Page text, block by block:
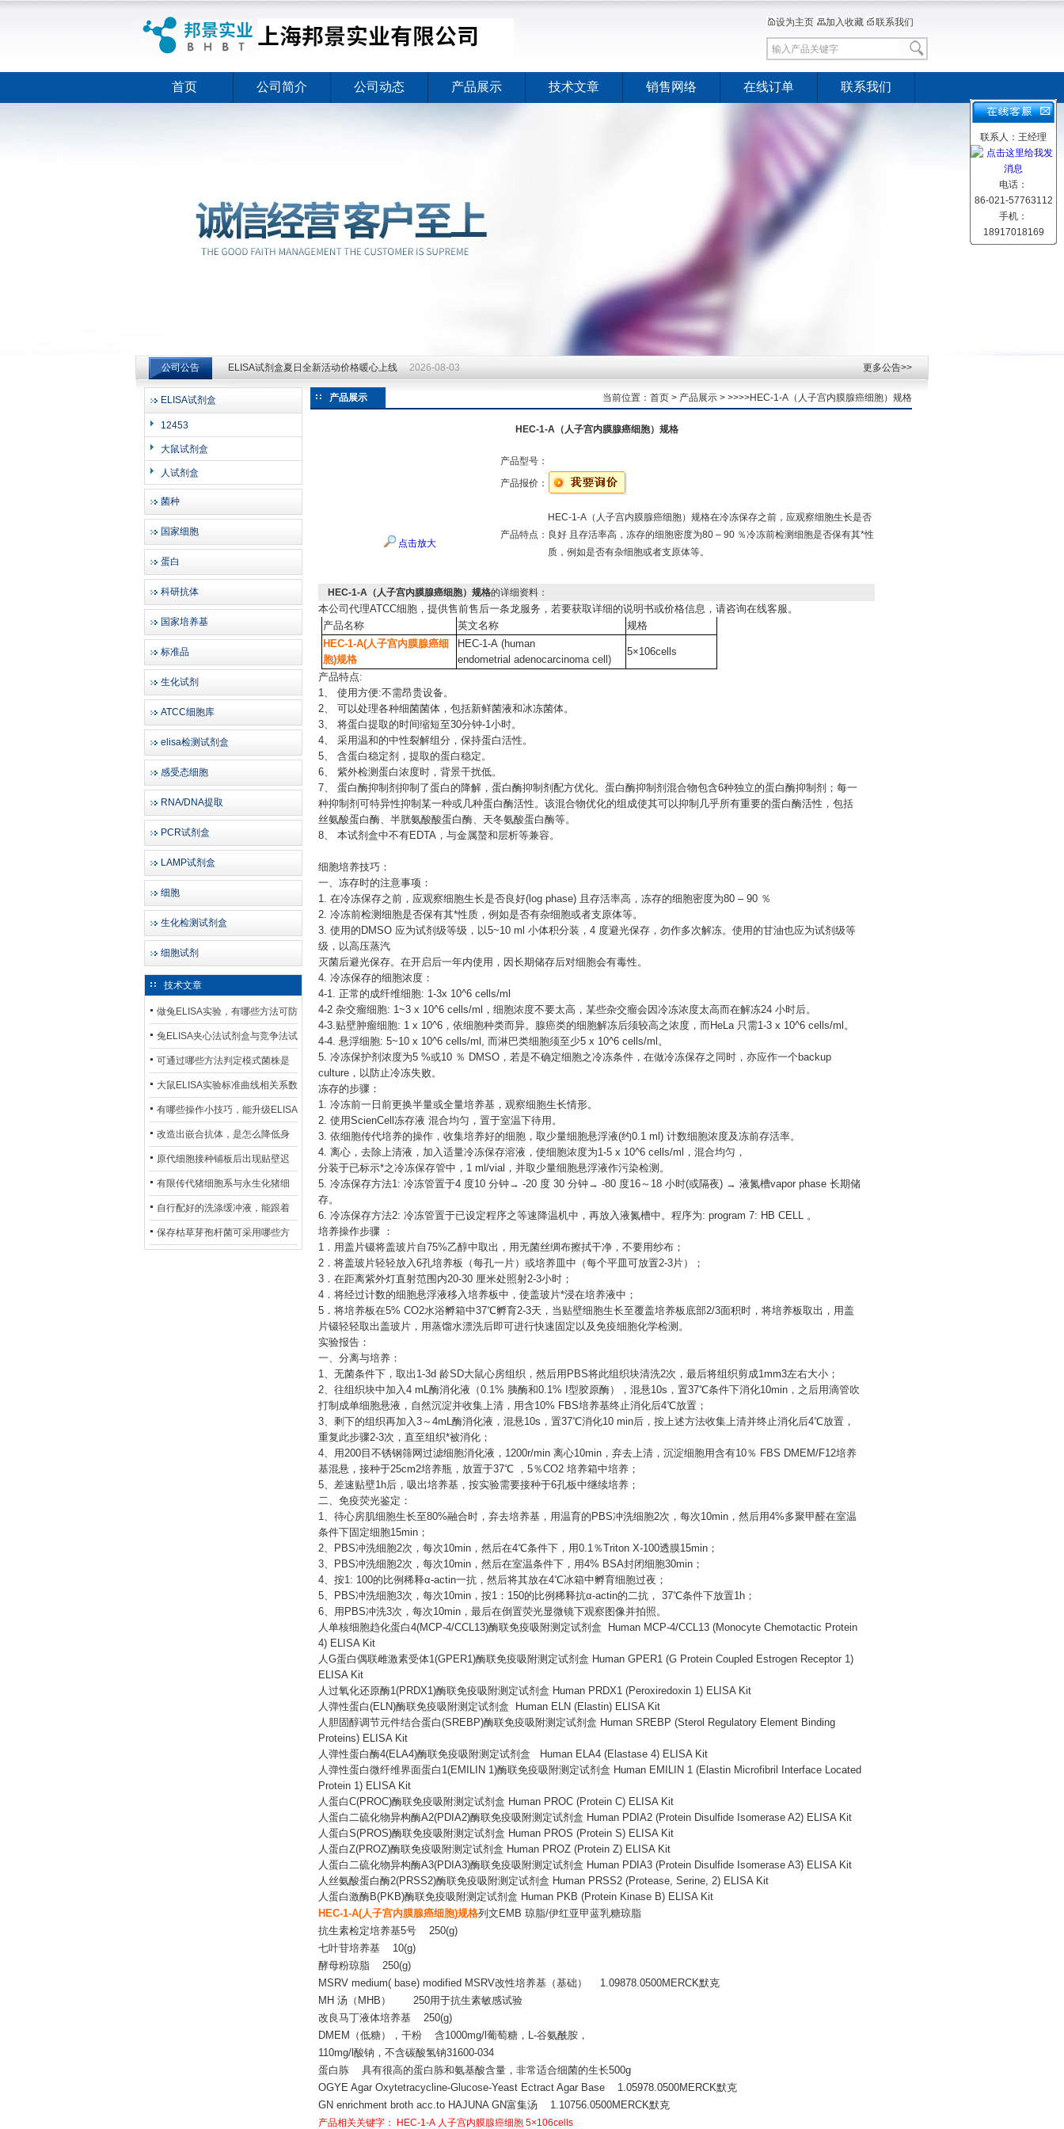
上海邦景实业有限公司
设为主页 加入收藏 联系我们
首页 公司简介 公司动态 产品展示 技术文章 销售网络 在线订单 联系我们
公司公告 ELISA试剂盒夏日全新活动价格暖心上线 2026-08-03
ELISA试剂盒夏日全新活动价格暖心上线
更多公告>>
ELISA试剂盒
12453
大鼠试剂盒
人试剂盒
菌种
国家细胞
蛋白
科研抗体
国家培养基
标准品
生化试剂
ATCC细胞库
elisa检测试剂盒
感受态细胞
RNA/DNA提取
PCR试剂盒
LAMP试剂盒
细胞
生化检测试剂盒
细胞试剂
技术文章
做兔ELISA实验，有哪些方法可防
止平台效应发生？
兔ELISA夹心法试剂盒与竞争法试
剂盒，适用检测场景存在哪些差
异？
可通过哪些方法判定模式菌株是
否存在杂菌污染？
大鼠ELISA实验标准曲线相关系数
偏低，可从哪些维度开展问题排
查？
有哪些操作小技巧，能升级ELISA
的LOD与LOQ性能？
改造出嵌合抗体，是怎么降低身
体生成抗鼠抗体（HAMA）的？
原代细胞接种铺板后出现贴壁迟
缓、悬浮细胞数量偏多的现象的
主要诱因
有限传代猪细胞系与永生化猪细
胞系，二者在增殖存活周期上有
什么区别？
自行配好的洗涤缓冲液，能跟着
试剂盒原装干粉放一处储存吗？
保存枯草芽孢杆菌可采用哪些方
产品展示 当前位置： 首页 > 产品展示 > >>>>HEC-1-A（人子宫内膜腺癌细胞）规格
HEC-1-A（人子宫内膜腺癌细胞）规格
点击放大
产品型号：
产品报价：
产品特点：
HEC-1-A（人子宫内膜腺癌细胞）规格在冷冻保存之前，应观察细胞生长是否
良好 且存活率高，冻存的细胞密度为80 – 90 ％冷冻前检测细胞是否保有其*性
质，例如是否有杂细胞或者支原体等。
HEC-1-A（人子宫内膜腺癌细胞）规格的详细资料：
本公司代理ATCC细胞，提供售前售后一条龙服务，若要获取详细的说明书或价格信息，请咨询在线客服。
产品名称
英文名称
规格
HEC-1-A(人子宫内膜腺癌细
胞)规格
HEC-1-A (human
endometrial adenocarcinoma cell)
5×106cells
产品特点:
1、 使用方便:不需昂贵设备。
2、 可以处理各种细菌菌体，包括新鲜菌液和冰冻菌体。
3、 将蛋白提取的时间缩短至30分钟-1小时。
4、 采用温和的中性裂解组分，保持蛋白活性。
5、 含蛋白稳定剂，提取的蛋白稳定。
6、 紫外检测蛋白浓度时，背景干扰低。
7、 蛋白酶抑制剂抑制了蛋白的降解，蛋白酶抑制剂配方优化。蛋白酶抑制剂混合物包含6种独立的蛋白酶抑制剂；每一
种抑制剂可特异性抑制某一种或几种蛋白酶活性。该混合物优化的组成使其可以抑制几乎所有重要的蛋白酶活性，包括
丝氨酸蛋白酶、半胱氨酸酸蛋白酶、天冬氨酸蛋白酶等。
8、 本试剂盒中不有EDTA，与金属螯和层析等兼容。
细胞培养技巧：
一、冻存时的注意事项：
1. 在冷冻保存之前，应观察细胞生长是否良好(log phase) 且存活率高，冻存的细胞密度为80 – 90 ％
2. 冷冻前检测细胞是否保有其*性质，例如是否有杂细胞或者支原体等。
3. 使用的DMSO 应为试剂级等级，以5~10 ml 小体积分装，4 度避光保存，勿作多次解冻。使用的甘油也应为试剂级等
级，以高压蒸汽
灭菌后避光保存。在开启后一年内使用，因长期储存后对细胞会有毒性。
4. 冷冻保存的细胞浓度：
4-1. 正常的成纤维细胞: 1-3x 10^6 cells/ml
4-2 杂交瘤细胞: 1~3 x 10^6 cells/ml，细胞浓度不要太高，某些杂交瘤会因冷冻浓度太高而在解冻24 小时后。
4-3.贴壁肿瘤细胞: 1 x 10^6，依细胞种类而异。腺癌类的细胞解冻后须较高之浓度，而HeLa 只需1-3 x 10^6 cells/ml。
4-4. 悬浮细胞: 5~10 x 10^6 cells/ml, 而淋巴类细胞须至少5 x 10^6 cells/ml。
5. 冷冻保护剂浓度为5 %或10 ％ DMSO，若是不确定细胞之冷冻条件，在做冷冻保存之同时，亦应作一个backup
culture，以防止冷冻失败。
冻存的步骤：
1. 冷冻前一日前更换半量或全量培养基，观察细胞生长情形。
2. 使用ScienCell冻存液 混合均匀，置于室温下待用。
3. 依细胞传代培养的操作，收集培养好的细胞，取少量细胞悬浮液(约0.1 ml) 计数细胞浓度及冻前存活率。
4. 离心，去除上清液，加入适量冷冻保存溶液，使细胞浓度为1-5 x 10^6 cells/ml，混合均匀，
分装于已标示*之冷冻保存管中， 1 ml/vial，并取少量细胞悬浮液作污染检测。
5. 冷冻保存方法1: 冷冻管置于4 度10 分钟→ -20 度 30 分钟→ -80 度16～18 小时(或隔夜) → 液氮槽vapor phase 长期储
存。
6. 冷冻保存方法2: 冷冻管置于已设定程序之等速降温机中，再放入液氮槽中。程序为: program 7: HB CELL 。
培养操作步骤
：
1．用盖片镊将盖玻片自75%乙醇中取出，用无菌丝绸布擦拭干净，不要用纱布；
2．将盖玻片轻轻放入6孔培养板（每孔一片）或培养皿中（每个平皿可放置2-3片）；
3．在距离紫外灯直射范围内20-30 厘米处照射2-3小时；
4．将经过计数的细胞悬浮液移入培养板中，使盖玻片*浸在培养液中；
5．将培养板在5% CO2水浴孵箱中37℃孵育2-3天，当贴壁细胞生长至覆盖培养板底部2/3面积时，将培养板取出，用盖
片镊轻轻取出盖玻片，用蒸馏水漂洗后即可进行快速固定以及免疫细胞化学检测。
实验报告：
一、分离与培养：
1、无菌条件下，取出1-3d 龄SD大鼠心房组织，然后用PBS将此组织块清洗2次，最后将组织剪成1mm3左右大小；
2、往组织块中加入4 mL酶消化液（0.1% 胰酶和0.1% I型胶原酶），混悬10s，置37℃条件下消化10min，之后用滴管吹
打制成单细胞悬液，自然沉淀并收集上清，用含10% FBS培养基终止消化后4℃放置；
3、剩下的组织再加入3～4mL酶消化液，混悬10s，置37℃消化10 min后，按上述方法收集上清并终止消化后4℃放置，
重复此步骤2-3次，直至组织*被消化；
4、用200目不锈钢筛网过滤细胞消化液，1200r/min 离心10min，弃去上清，沉淀细胞用含有10％ FBS DMEM/F12培养
基混悬，接种于25cm2培养瓶，放置于37℃ ，5％CO2 培养箱中培养；
5、差速贴壁1h后，吸出培养基，按实验需要接种于6孔板中继续培养；
二、免疫荧光鉴定：
1、待心房肌细胞生长至80%融合时，弃去培养基，用温育的PBS冲洗细胞2次，每次10min，然后用4%多聚甲醛在室温
条件下固定细胞15min；
2、PBS冲洗细胞2次，每次10min，然后在4℃条件下，用0.1％Triton X-100透膜15min；
3、PBS冲洗细胞2次，每次10min，然后在室温条件下，用4% BSA封闭细胞30min；
4、按1: 100的比例稀释α-actin一抗，然后将其放在4℃冰箱中孵育细胞过夜；
5、PBS冲洗细胞3次，每次10min，按1：150的比例稀释抗α-actin的二抗， 37℃条件下放置1h；
6、用PBS冲洗3次，每次10min，最后在倒置荧光显微镜下观察图像并拍照。
人单核细胞趋化蛋白4(MCP-4/CCL13)酶联免疫吸附测定试剂盒 Human MCP-4/CCL13 (Monocyte Chemotactic Protein
4) ELISA Kit
人G蛋白偶联雌激素受体1(GPER1)酶联免疫吸附测定试剂盒 Human GPER1 (G Protein Coupled Estrogen Receptor 1)
ELISA Kit
人过氧化还原酶1(PRDX1)酶联免疫吸附测定试剂盒 Human PRDX1 (Peroxiredoxin 1) ELISA Kit
人弹性蛋白(ELN)酶联免疫吸附测定试剂盒 Human ELN (Elastin) ELISA Kit
人胆固醇调节元件结合蛋白(SREBP)酶联免疫吸附测定试剂盒 Human SREBP (Sterol Regulatory Element Binding
Proteins) ELISA Kit
人弹性蛋白酶4(ELA4)酶联免疫吸附测定试剂盒 Human ELA4 (Elastase 4) ELISA Kit
人弹性蛋白微纤维界面蛋白 1(EMILIN 1)酶联免疫吸附测定试剂盒 Human EMILIN 1 (Elastin Microfibril Interface Located
Protein 1) ELISA Kit
人蛋白C(PROC)酶联免疫吸附测定试剂盒 Human PROC (Protein C) ELISA Kit
人蛋白二硫化物异构酶A2(PDIA2)酶联免疫吸附测定试剂盒 Human PDIA2 (Protein Disulfide Isomerase A2) ELISA Kit
人蛋白S(PROS)酶联免疫吸附测定试剂盒 Human PROS (Protein S) ELISA Kit
人蛋白Z(PROZ)酶联免疫吸附测定试剂盒 Human PROZ (Protein Z) ELISA Kit
人蛋白二硫化物异构酶A3(PDIA3)酶联免疫吸附测定试剂盒 Human PDIA3 (Protein Disulfide Isomerase A3) ELISA Kit
人丝氨酸蛋白酶2(PRSS2)酶联免疫吸附测定试剂盒 Human PRSS2 (Protease, Serine, 2) ELISA Kit
人蛋白激酶B(PKB)酶联免疫吸附测定试剂盒 Human PKB (Protein Kinase B) ELISA Kit
HEC-1-A(人子宫内膜腺癌细胞)规格列文 EMB 琼脂/伊红亚甲蓝乳糖琼脂
抗生素检定培养基5号 250(g)
七叶苷培养基 10(g)
酵母粉琼脂 250(g)
MSRV medium( base) modified MSRV改性培养基（基础） 1.09878.0500MERCK默克
MH 汤（MHB） 250用于抗生素敏感试验
改良马丁液体培养基 250(g)
DMEM（低糖），干粉 含1000mg/l葡萄糖，L-谷氨酰胺，
110mg/l酸钠，不含碳酸氢钠31600-034
蛋白胨
具有很高的蛋白胨和氨基酸含量，非常适合细菌的生长500g
OGYE Agar Oxytetracycline-Glucose-Yeast Ectract Agar Base 1.05978.0500MERCK默克
GN enrichment broth acc.to HAJUNA GN富集汤 1.10756.0500MERCK默克
产品相关关键字：
HEC-1-A 人子宫内膜腺癌细胞 5×106cells
联系人：王经理
电话：
86-021-57763112
手机：
18917018169